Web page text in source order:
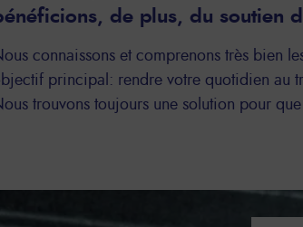
de plus, du soutien
connaissons et comprenons très bien
principal: rendre votre quotidien au
trouvons toujours une solution pour